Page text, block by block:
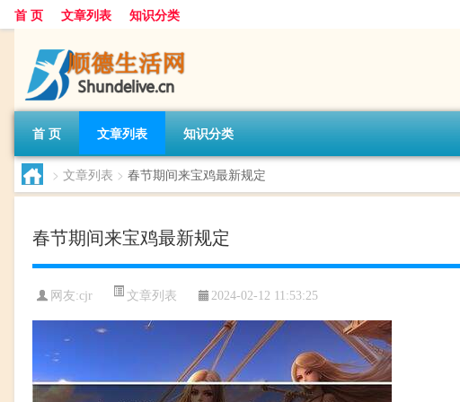
首 页 文章列表 知识分类
首 页 文章列表 知识分类
> 文章列表 > 春节期间来宝鸡最新规定
春节期间来宝鸡最新规定
网友:cjr 文章列表 2024-02-12 11:53:25